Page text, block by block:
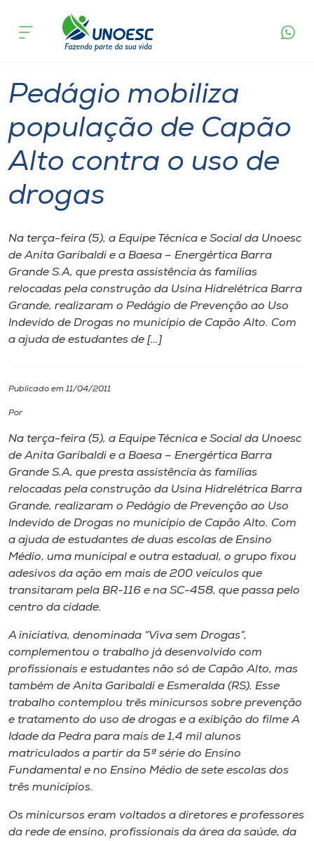
Cursos
Atendimento ao Estudante
Portal de Ensino
A
Internacionalização
I.nova
Diplomados
CPA
Biblioteca
Editora
Rádio
Museu
Unoesc
Store
Selecione
o idioma
A+
acontece
Pedágio mobiliza
população de Capão
Alto contra o uso de
drogas
Na terça-feira (5), a Equipe Técnica e Social da Unoesc
de Anita Garibaldi e a Baesa – Energértica Barra
Grande S.A, que presta assistência às famílias
relocadas pela construção da Usina Hidrelétrica Barra
Grande, realizaram o Pedágio de Prevenção ao Uso
Indevido de Drogas no município de Capão Alto. Com
a ajuda de estudantes de […]
Publicado em 11/04/2011
Por
Na terça-feira (5), a Equipe Técnica e Social da Unoesc
de Anita Garibaldi e a Baesa – Energértica Barra
Grande S.A, que presta assistência às famílias
relocadas pela construção da Usina Hidrelétrica Barra
Grande, realizaram o Pedágio de Prevenção ao Uso
Indevido de Drogas no município de Capão Alto. Com
a ajuda de estudantes de duas escolas de Ensino
Médio, uma municipal e outra estadual, o grupo fixou
adesivos da ação em mais de 200 veículos que
transitaram pela BR-116 e na SC-458, que passa pelo
centro da cidade.
A iniciativa, denominada “Viva sem Drogas”,
complementou o trabalho já desenvolvido com
profissionais e estudantes não só de Capão Alto, mas
também de Anita Garibaldi e Esmeralda (RS). Esse
trabalho contemplou três minicursos sobre prevenção
e tratamento do uso de drogas e a exibição do filme A
Idade da Pedra para mais de 1,4 mil alunos
matriculados a partir da 5ª série do Ensino
Fundamental e no Ensino Médio de sete escolas dos
três municípios.
Os minicursos eram voltados a diretores e professores
da rede de ensino, profissionais da área da saúde, da